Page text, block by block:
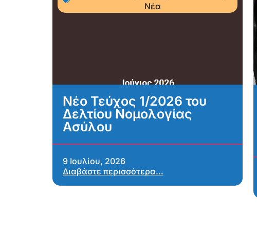
Νέα
Νέο Τεύχος 1/2026 του
Δελτίου Νομολογίας
Ασύλου
9 Ιουλίου, 2026
Διαβάστε περισσότερα...